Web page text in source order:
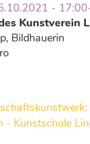
-
Kunstverein
Bildhauerin
- Kunstschule